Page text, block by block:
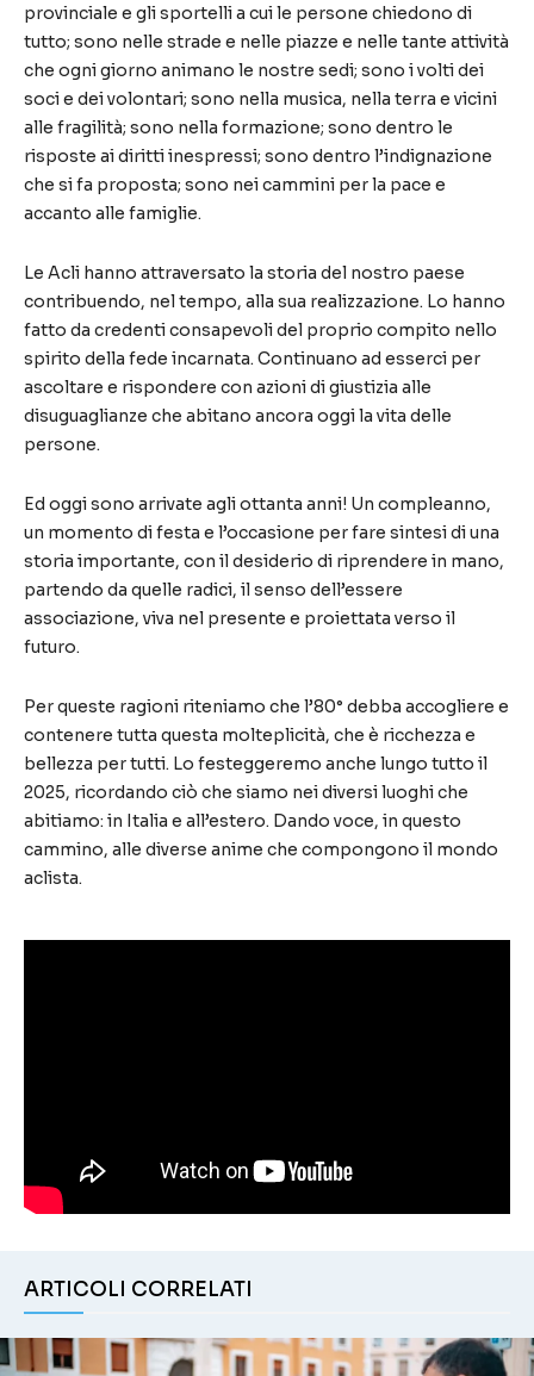
provinciale e gli sportelli a cui le persone chiedono di
tutto; sono nelle strade e nelle piazze e nelle tante attività
che ogni giorno animano le nostre sedi; sono i volti dei
soci e dei volontari; sono nella musica, nella terra e vicini
alle fragilità; sono nella formazione; sono dentro le
risposte ai diritti inespressi; sono dentro l’indignazione
che si fa proposta; sono nei cammini per la pace e
accanto alle famiglie.
Le Acli hanno attraversato la storia del nostro paese
contribuendo, nel tempo, alla sua realizzazione. Lo hanno
fatto da credenti consapevoli del proprio compito nello
spirito della fede incarnata. Continuano ad esserci per
ascoltare e rispondere con azioni di giustizia alle
disuguaglianze che abitano ancora oggi la vita delle
persone.
Ed oggi sono arrivate agli ottanta anni! Un compleanno,
un momento di festa e l’occasione per fare sintesi di una
storia importante, con il desiderio di riprendere in mano,
partendo da quelle radici, il senso dell’essere
associazione, viva nel presente e proiettata verso il
futuro.
Per queste ragioni riteniamo che l’80° debba accogliere e
contenere tutta questa molteplicità, che è ricchezza e
bellezza per tutti. Lo festeggeremo anche lungo tutto il
2025, ricordando ciò che siamo nei diversi luoghi che
abitiamo: in Italia e all’estero. Dando voce, in questo
cammino, alle diverse anime che compongono il mondo
aclista.
ARTICOLI CORRELATI